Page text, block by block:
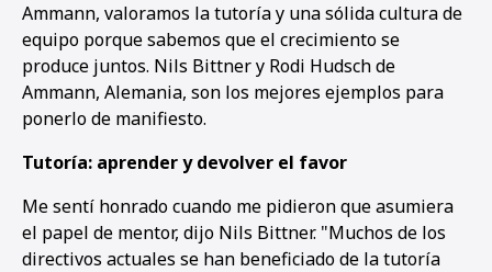
Ammann, valoramos la tutoría y una sólida cultura de
equipo porque sabemos que el crecimiento se
produce juntos. Nils Bittner y Rodi Hudsch de
Ammann, Alemania, son los mejores ejemplos para
ponerlo de manifiesto.
Tutoría: aprender y devolver el favor
Me sentí honrado cuando me pidieron que asumiera
el papel de mentor, dijo Nils Bittner. "Muchos de los
directivos actuales se han beneficiado de la tutoría